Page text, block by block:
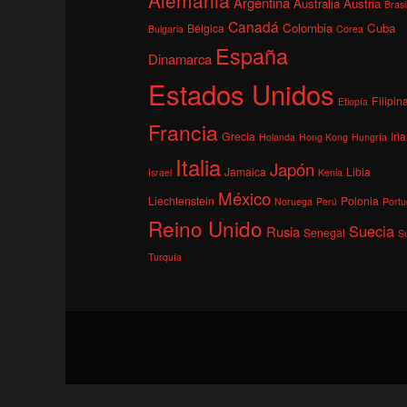
Brasil
Bulgaria Bélgica Canadá Colombia Corea Cuba
Dinamarca España
Estados Unidos Etiopía
Francia Grecia Holanda Hong Kong Hungría
Israel Italia Jamaica Japón Kenia Libia
Liechtenstein México Noruega Perú Polonia
Reino Unido Rusia Senegal Suecia
Turquía